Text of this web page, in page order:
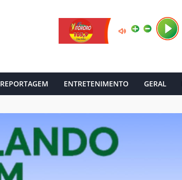
REPORTAGEM ENTRETENIMENTO GERAL